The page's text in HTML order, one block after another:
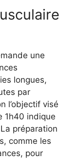
une
longues,
par
l’objectif visé
1h40 indique
préparation
comme les
pour